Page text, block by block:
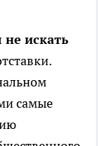
искать
самые